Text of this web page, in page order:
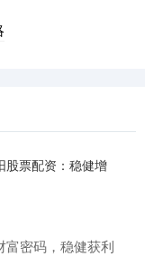
股票配资：稳健增
富密码，稳健获利